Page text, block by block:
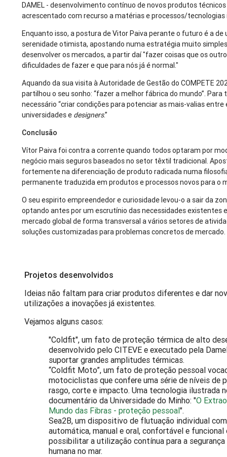
DAMEL - desenvolvimento contínuo de novos produtos
acrescentado com recurso a matérias e processos/tecnologias
Enquanto isso, a postura de Vitor Paiva perante o futuro é a de
serenidade otimista, apostando numa estratégia muito
desenvolver os mercados, a partir daí "fazer coisas que os
dificuldades de fazer e que para nós já é normal."
Aquando da sua visita à Autoridade de Gestão do COMPETE
partilhou o seu sonho: “fazer a melhor fábrica do mundo”. Para
necessário “criar condições para potenciar as mais-valias entre
universidades e designers.”
Conclusão
Vítor Paiva foi contra a corrente quando todos optaram por
negócio mais seguros baseados no setor têxtil tradicional.
fortemente na diferenciação de produto radicada numa
permanente traduzida em produtos e processos novos para o
O seu espirito empreendedor e curiosidade levou-o a sair da
optando antes por um escrutínio das necessidades existentes
mercado global de forma transversal a vários setores de
soluções customizadas para problemas concretos de mercado.
Projetos desenvolvidos
Ideias não faltam para criar produtos diferentes e dar
utilizações a inovações já existentes.
Vejamos alguns casos:
"Coldfit", um fato de proteção térmica de alto
desenvolvido pelo CITEVE e executado pela
suportar grandes amplitudes térmicas.
“Coldfit Moto”, um fato de proteção pessoal
motociclistas que confere uma série de níveis de
rasgo, corte e impacto. Uma tecnologia ilustrada
documentário da Universidade do Minho: "O
Mundo das Fibras - proteção pessoal".
Sea2B, um dispositivo de flutuação individual
automática, manual e oral, confortável e funcional
possibilitar a utilização contínua para a segurança
humana no mar.